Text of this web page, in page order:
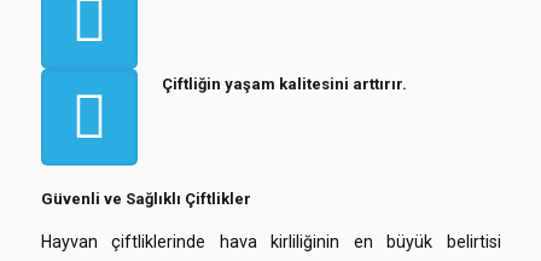
Çiftliğin yaşam kalitesini arttırır.
Güvenli ve Sağlıklı Çiftlikler
Hayvan çiftliklerinde hava kirliliğinin en büyük belirtisi